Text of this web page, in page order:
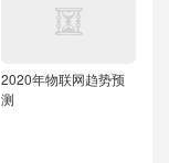
2020年物联网趋势预
测